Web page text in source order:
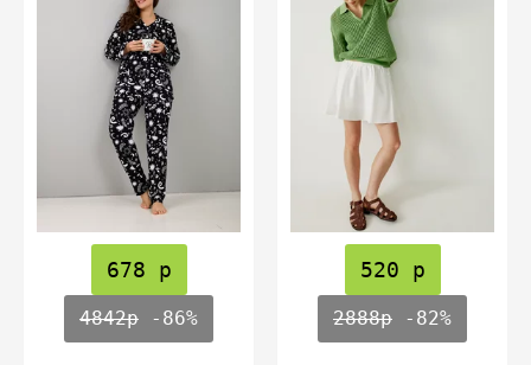
678 р
4842р -86%
520 р
2888р -82%